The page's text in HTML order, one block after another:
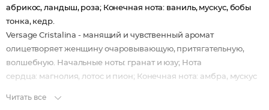
абрикос, ландыш, роза; Конечная нота: ваниль, мускус, бобы
тонка, кедр.
Versage Сristalina - манящий и чувственный аромат
олицетворяет женщину очаровывающую, притягательную,
волшебную. Начальные ноты: гранат и юзу; Нота
сердца: магнолия, лотос и пион; Конечная нота: амбра, мускус
Читать все